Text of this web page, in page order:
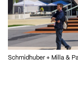
Schmidhuber + Milla &